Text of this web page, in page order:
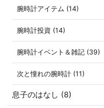
腕時計アイテム (14)
腕時計投資 (14)
腕時計イベント＆雑記 (39)
次と憧れの腕時計 (11)
息子のはなし (8)